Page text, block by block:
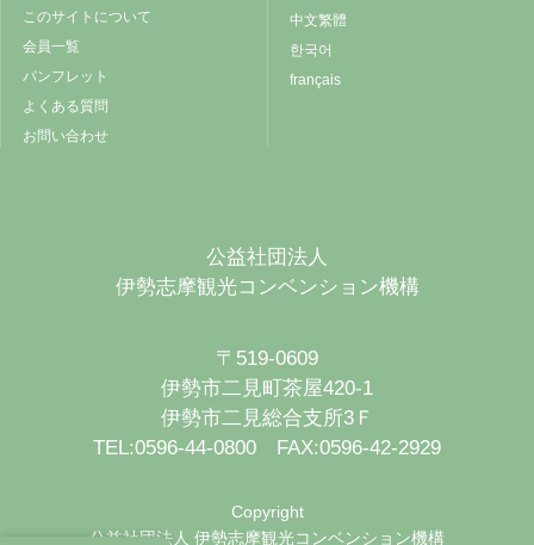
このサイトについて
会員一覧
パンフレット
よくある質問
お問い合わせ
中文繁體
한국어
français
公益社団法人
伊勢志摩観光コンベンション機構
〒519-0609
伊勢市二見町茶屋420-1
伊勢市二見総合支所3Ｆ
TEL:0596-44-0800 FAX:0596-42-2929
Copyright
公益社団法人 伊勢志摩観光コンベンション機構